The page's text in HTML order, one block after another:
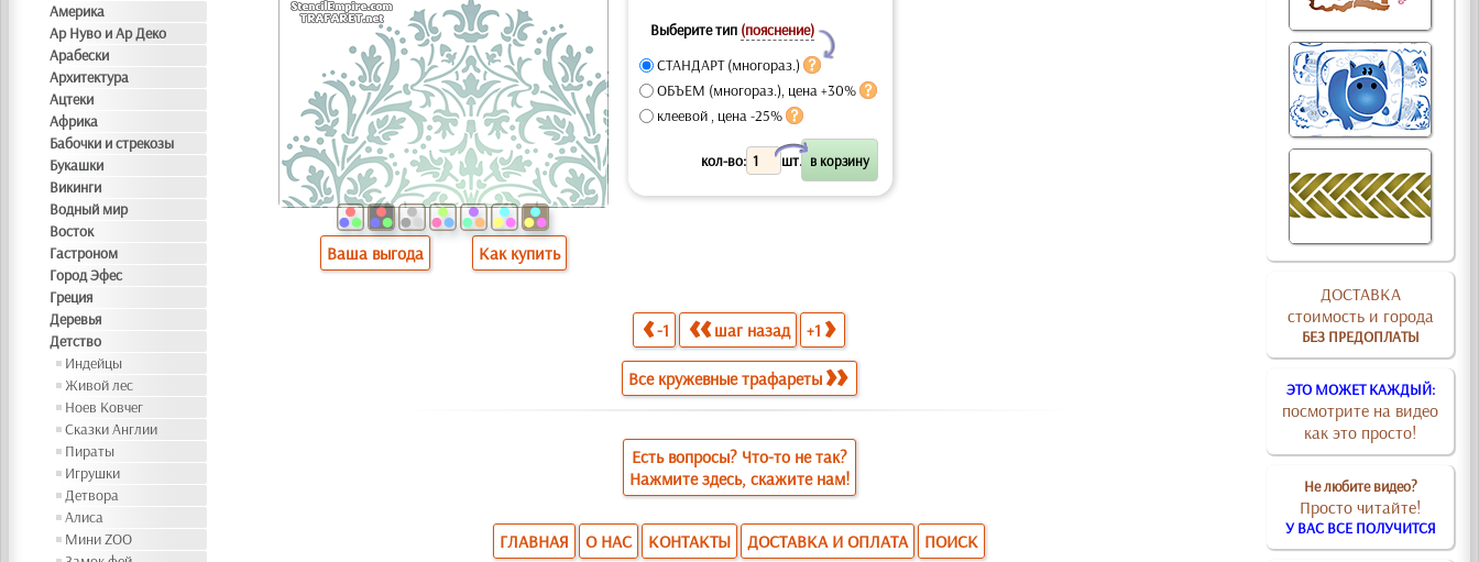
Америка
Ар Нуво и Ар Деко
Арабески
Архитектура
Ацтеки
Африка
Бабочки и стрекозы
Букашки
Викинги
Водный мир
Восток
Гастроном
Город Эфес
Греция
Деревья
Детство
Индейцы
Живой лес
Ноев Ковчег
Сказки Англии
Пираты
Игрушки
Детвора
Алиса
Мини ZOO
ДОСТАВКА
стоимость и города
БЕЗ ПРЕДОПЛАТЫ
ЭТО МОЖЕТ КАЖДЫЙ:
посмотрите на видео
как это просто!
Не любите видео?
Просто читайте!
У ВАС ВСЕ ПОЛУЧИТСЯ
Ваша выгода Как купить
Выберите тип (пояснение)
Y
СТАНДАРТ (многораз.)
ОБЪЕМ (многораз.), цена +30%
клеевой , цена -25%
кол-во: шт.
X
-1 шаг назад +1
Все кружевные трафареты
Есть вопросы? Что-то не так?
Нажмите здесь, скажите нам!
ГЛАВНАЯ О НАС КОНТАКТЫ ДОСТАВКА И ОПЛАТА ПОИСК